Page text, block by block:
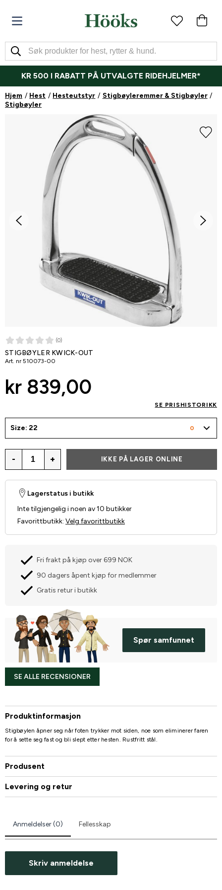
KR 500 I RABATT PÅ UTVALGTE RIDEHJELMER*
Hjem Hest Hesteutstyr
Stigbøyleremmer & Stigbøyler
Stigbøyler
(0)
STIGBØYLER KWICK-OUT
Art. nr 510073-00
kr 839,00
SE PRISHISTORIKK
Size: 22 0
- + IKKE PÅ LAGER ONLINE
Lagerstatus i butikk
Inte tilgjengelig i noen av 10 butikker
Favorittbutikk: Velg favorittbutikk
Fri frakt på kjøp over 699 NOK
90 dagers åpent kjøp for medlemmer
Gratis retur i butikk
Spør samfunnet
SE ALLE RECENSIONER
Produktinformasjon
Stigbøylen åpner seg når foten trykker mot siden, noe som eliminerer faren
for å sette seg fast og bli slept etter hesten. Rustfritt stål.
Produsent
Levering og retur
Anmeldelser (0) Fellesskap
Skriv anmeldelse